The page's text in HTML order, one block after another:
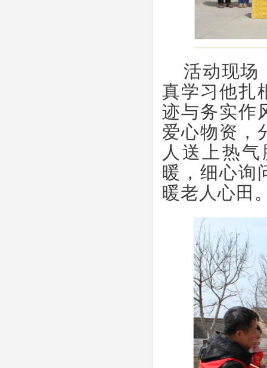
活动现场
真学习他扎
迹与务实作
爱心物资，
人送上热
暖，细心询
暖老人心田